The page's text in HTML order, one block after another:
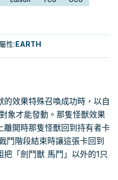
屬性:EARTH
效果特殊召喚成功時，以自
象才能發動。那隻怪獸效果
開時那隻怪獸回到持有者卡
階段結束時讓這張卡回到
「劍鬥獸 馬鬥」以外的1只